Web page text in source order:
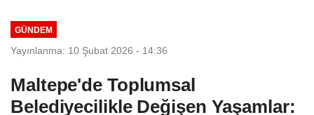
GÜNDEM
Yayınlanma: 10 Şubat 2026 - 14:36
Maltepe'de Toplumsal
Belediyecilikle Değişen Yaşamlar: